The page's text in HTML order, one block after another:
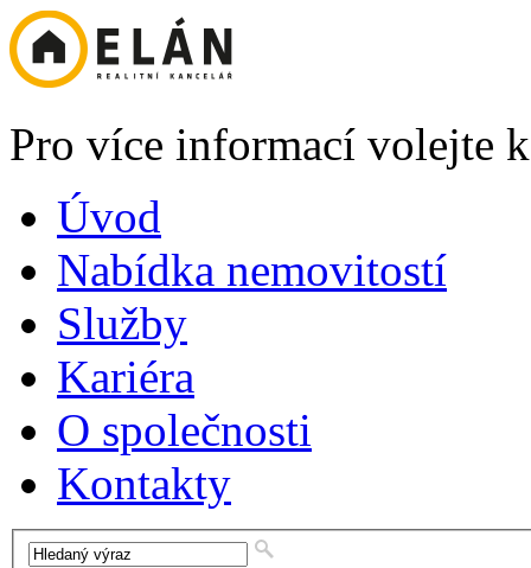
Pro více informací volejte
Úvod
Nabídka nemovitostí
Služby
Kariéra
O společnosti
Kontakty